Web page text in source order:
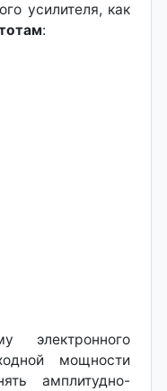
усилителя, как
:
электронного
мощности
амплитудно-